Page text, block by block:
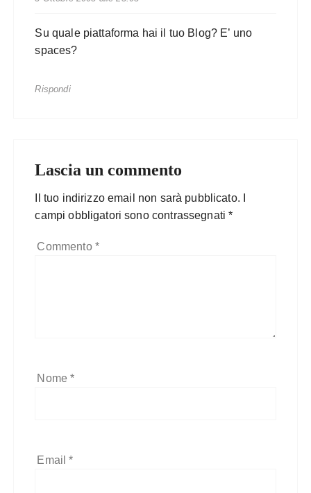
Su quale piattaforma hai il tuo Blog? E’ uno
spaces?
Rispondi
Lascia un commento
Il tuo indirizzo email non sarà pubblicato.
campi obbligatori sono contrassegnati*
Commento *
Nome*
Email*